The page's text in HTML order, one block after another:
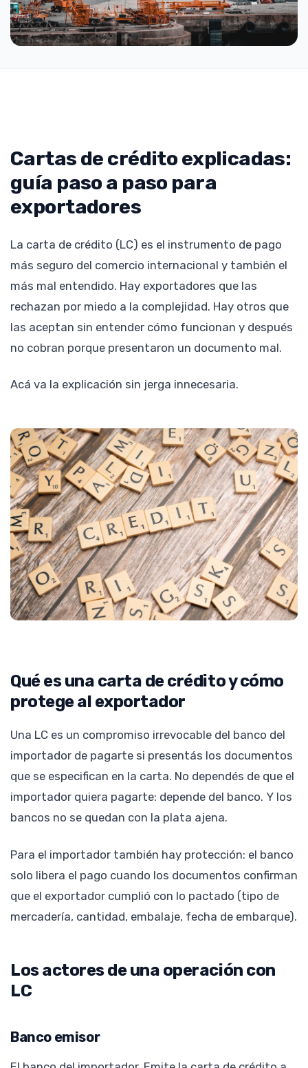
Cartas de crédito explicadas:
guía paso a paso para
exportadores
La carta de crédito (LC) es el instrumento de pago
más seguro del comercio internacional y también el
más mal entendido. Hay exportadores que las
rechazan por miedo a la complejidad. Hay otros que
las aceptan sin entender cómo funcionan y después
no cobran porque presentaron un documento mal.
Acá va la explicación sin jerga innecesaria.
Qué es una carta de crédito y cómo
protege al exportador
Una LC es un compromiso irrevocable del banco del
importador de pagarte si presentás los documentos
que se especifican en la carta. No dependés de que el
importador quiera pagarte: depende del banco. Y los
bancos no se quedan con la plata ajena.
Para el importador también hay protección: el banco
solo libera el pago cuando los documentos confirman
que el exportador cumplió con lo pactado (tipo de
mercadería, cantidad, embalaje, fecha de embarque).
Los actores de una operación con
LC
Banco emisor